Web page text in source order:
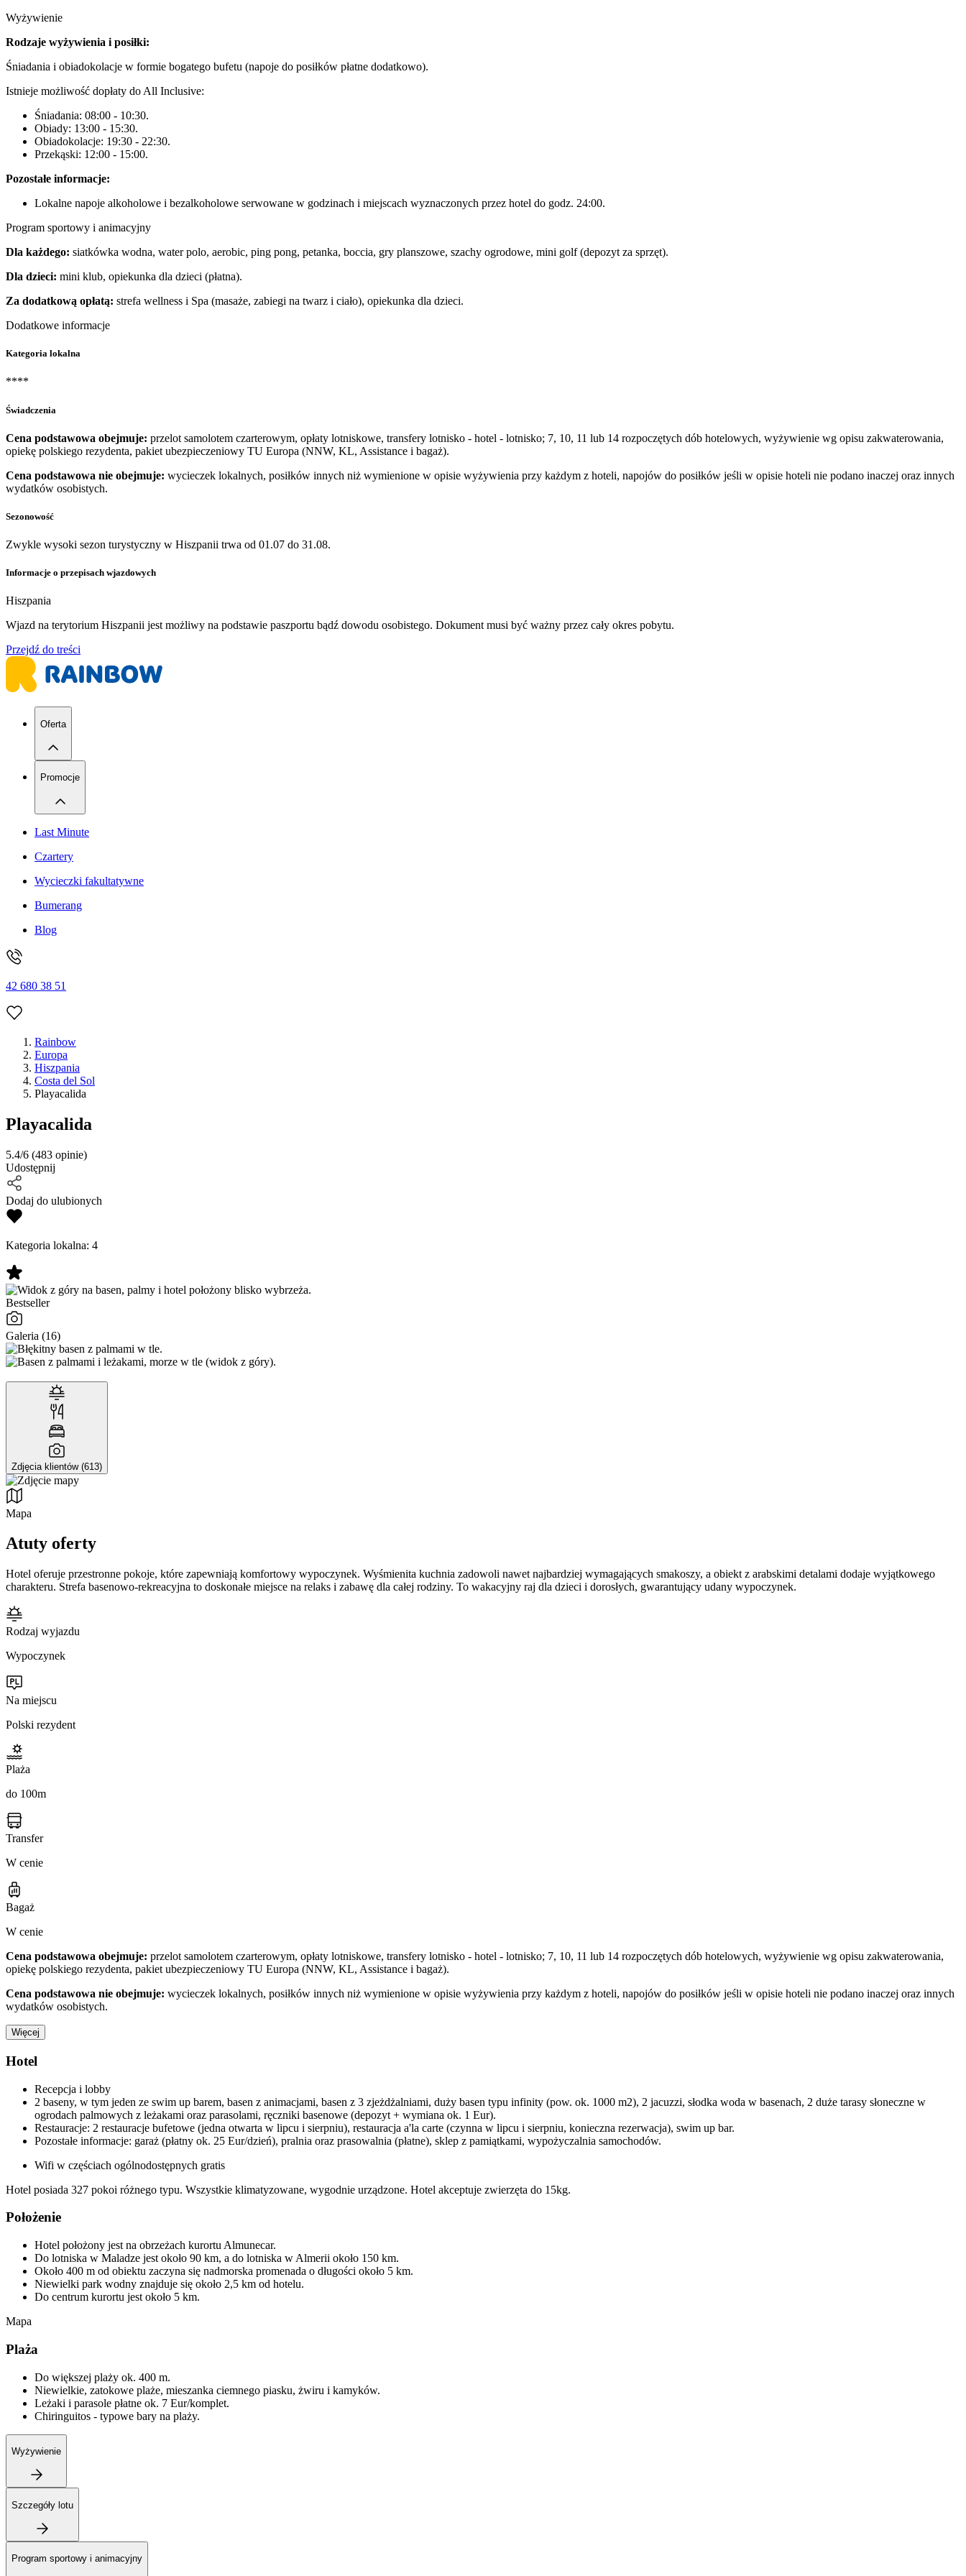
Wyżywienie
Rodzaje wyżywienia i posiłki:
Śniadania i obiadokolacje w formie bogatego bufetu (napoje do posiłków płatne dodatkowo).
Istnieje możliwość dopłaty do All Inclusive:
Śniadania: 08:00 - 10:30.
Obiady: 13:00 - 15:30.
Obiadokolacje: 19:30 - 22:30.
Przekąski: 12:00 - 15:00.
Pozostałe informacje:
Lokalne napoje alkoholowe i bezalkoholowe serwowane w godzinach i miejscach wyznaczonych przez hotel do godz. 24:00.
Program sportowy i animacyjny
Dla każdego: siatkówka wodna, water polo, aerobic, ping pong, petanka, boccia, gry planszowe, szachy ogrodowe, mini golf (depozyt za sprzęt).
Dla dzieci: mini klub, opiekunka dla dzieci (płatna).
Za dodatkową opłatą: strefa wellness i Spa (masaże, zabiegi na twarz i ciało), opiekunka dla dzieci.
Dodatkowe informacje
Kategoria lokalna
****
Świadczenia
Cena podstawowa obejmuje: przelot samolotem czarterowym, opłaty lotniskowe, transfery lotnisko - hotel - lotnisko; 7, 10, 11 lub 14 rozpoczętych dób hotelowych, wyżywienie wg opisu zakwaterowania,
opiekę polskiego rezydenta, pakiet ubezpieczeniowy TU Europa (NNW, KL, Assistance i bagaż).
Cena podstawowa nie obejmuje: wycieczek lokalnych, posiłków innych niż wymienione w opisie wyżywienia przy każdym z hoteli, napojów do posiłków jeśli w opisie hoteli nie podano inaczej oraz innych
wydatków osobistych.
Sezonowość
Zwykle wysoki sezon turystyczny w Hiszpanii trwa od 01.07 do 31.08.
Informacje o przepisach wjazdowych
Hiszpania
​Wjazd na terytorium Hiszpanii jest możliwy na podstawie paszportu bądź dowodu osobistego. Dokument musi być ważny przez cały okres pobytu.
Przejdź do treści
Oferta
Promocje
Last Minute
Czartery
Wycieczki fakultatywne
Bumerang
Blog
42 680 38 51
Rainbow
Europa
Hiszpania
Costa del Sol
Playacalida
Playacalida
5.4/6 (483 opinie)
Udostępnij
Dodaj do ulubionych
Kategoria lokalna: 4
Bestseller
Galeria (16)
Zdjęcia klientów (613)
Mapa
Atuty oferty
Hotel oferuje przestronne pokoje, które zapewniają komfortowy wypoczynek. Wyśmienita kuchnia zadowoli nawet najbardziej wymagających smakoszy, a obiekt z arabskimi detalami dodaje wyjątkowego
charakteru. Strefa basenowo-rekreacyjna to doskonałe miejsce na relaks i zabawę dla całej rodziny. To wakacyjny raj dla dzieci i dorosłych, gwarantujący udany wypoczynek.
Rodzaj wyjazdu
Wypoczynek
Na miejscu
Polski rezydent
Plaża
do 100m
Transfer
W cenie
Bagaż
W cenie
Cena podstawowa obejmuje: przelot samolotem czarterowym, opłaty lotniskowe, transfery lotnisko - hotel - lotnisko; 7, 10, 11 lub 14 rozpoczętych dób hotelowych, wyżywienie wg opisu zakwaterowania,
opiekę polskiego rezydenta, pakiet ubezpieczeniowy TU Europa (NNW, KL, Assistance i bagaż).
Cena podstawowa nie obejmuje: wycieczek lokalnych, posiłków innych niż wymienione w opisie wyżywienia przy każdym z hoteli, napojów do posiłków jeśli w opisie hoteli nie podano inaczej oraz innych
wydatków osobistych.
Więcej
Hotel
Recepcja i lobby
2 baseny, w tym jeden ze swim up barem, basen z animacjami, basen z 3 zjeżdżalniami, duży basen typu infinity (pow. ok. 1000 m2), 2 jacuzzi, słodka woda w basenach, 2 duże tarasy słoneczne w
ogrodach palmowych z leżakami oraz parasolami, ręczniki basenowe (depozyt + wymiana ok. 1 Eur).
Restauracje: 2 restauracje bufetowe (jedna otwarta w lipcu i sierpniu), restauracja a'la carte (czynna w lipcu i sierpniu, konieczna rezerwacja), swim up bar.
Pozostałe informacje: garaż (płatny ok. 25 Eur/dzień), pralnia oraz prasowalnia (płatne), sklep z pamiątkami, wypożyczalnia samochodów.
Wifi w częściach ogólnodostępnych gratis
Hotel posiada 327 pokoi różnego typu. Wszystkie klimatyzowane, wygodnie urządzone. Hotel akceptuje zwierzęta do 15kg.
Położenie
Hotel położony jest na obrzeżach kurortu Almunecar.
Do lotniska w Maladze jest około 90 km, a do lotniska w Almerii około 150 km.
Około 400 m od obiektu zaczyna się nadmorska promenada o długości około 5 km.
Niewielki park wodny znajduje się około 2,5 km od hotelu.
Do centrum kurortu jest około 5 km.
Mapa
Plaża
Do większej plaży ok. 400 m.
Niewielkie, zatokowe plaże, mieszanka ciemnego piasku, żwiru i kamyków.
Leżaki i parasole płatne ok. 7 Eur/komplet.
Chiringuitos - typowe bary na plaży.
Wyżywienie
Szczegóły lotu
Program sportowy i animacyjny